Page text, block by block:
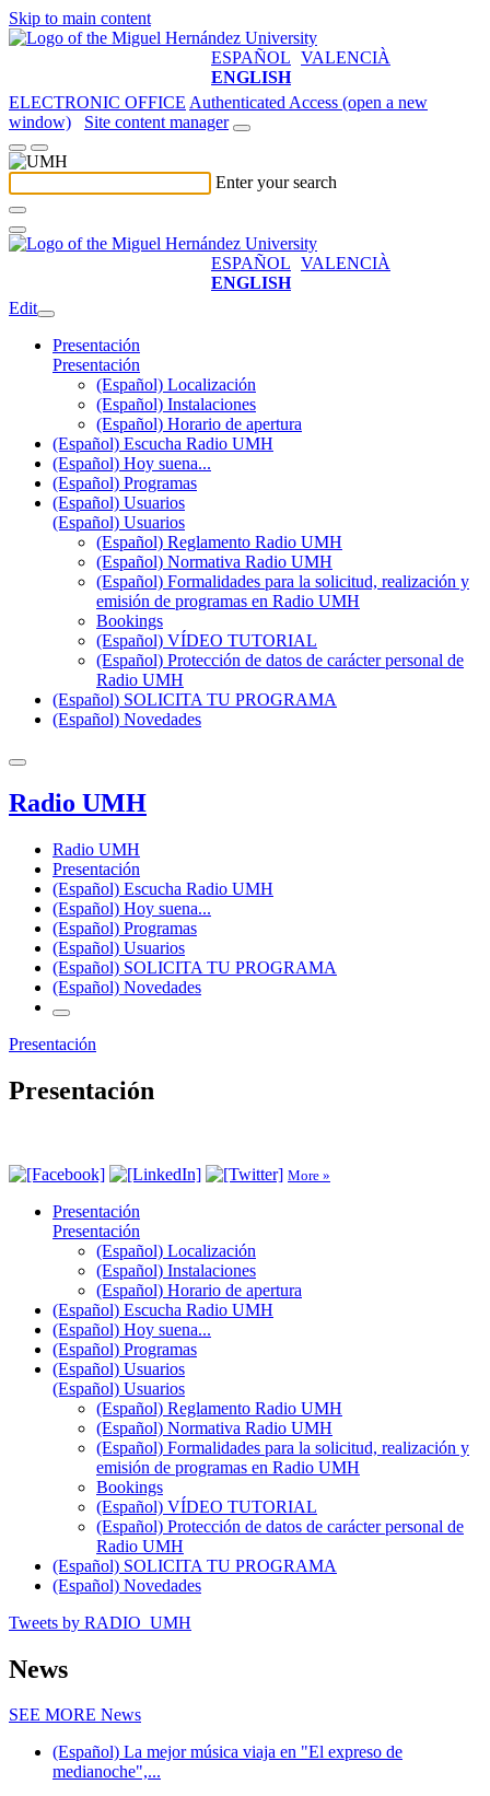
Skip to main content
ESPAÑOL VALENCIÀ
ENGLISH
ELECTRONIC OFFICE Authenticated Access (open a new
window)
Site content manager
Enter your search
ESPAÑOL VALENCIÀ
ENGLISH
Edit
Presentación
Presentación
(Español) Localización
(Español) Instalaciones
(Español) Horario de apertura
(Español) Escucha Radio UMH
(Español) Hoy suena...
(Español) Programas
(Español) Usuarios
(Español) Usuarios
(Español) Reglamento Radio UMH
(Español) Normativa Radio UMH
(Español) Formalidades para la solicitud, realización y
emisión de programas en Radio UMH
Bookings
(Español) VÍDEO TUTORIAL
(Español) Protección de datos de carácter personal de
Radio UMH
(Español) SOLICITA TU PROGRAMA
(Español) Novedades
Radio UMH
Radio UMH
Presentación
(Español) Escucha Radio UMH
(Español) Hoy suena...
(Español) Programas
(Español) Usuarios
(Español) SOLICITA TU PROGRAMA
(Español) Novedades
Presentación
Presentación
More »
Presentación
Presentación
(Español) Localización
(Español) Instalaciones
(Español) Horario de apertura
(Español) Escucha Radio UMH
(Español) Hoy suena...
(Español) Programas
(Español) Usuarios
(Español) Usuarios
(Español) Reglamento Radio UMH
(Español) Normativa Radio UMH
(Español) Formalidades para la solicitud, realización y
emisión de programas en Radio UMH
Bookings
(Español) VÍDEO TUTORIAL
(Español) Protección de datos de carácter personal de
Radio UMH
(Español) SOLICITA TU PROGRAMA
(Español) Novedades
Tweets by RADIO_UMH
News
SEE MORE News
(Español) La mejor música viaja en "El expreso de
medianoche",...